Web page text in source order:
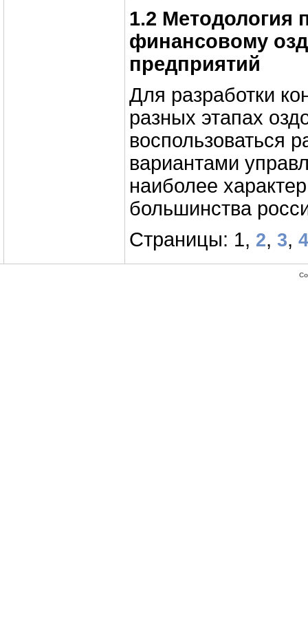
1.2 Методология
финансовому
предприятий
Для разработки
разных этапах
воспользоваться
вариантами
наиболее
большинства
Страницы: 1, 2, 3, 4